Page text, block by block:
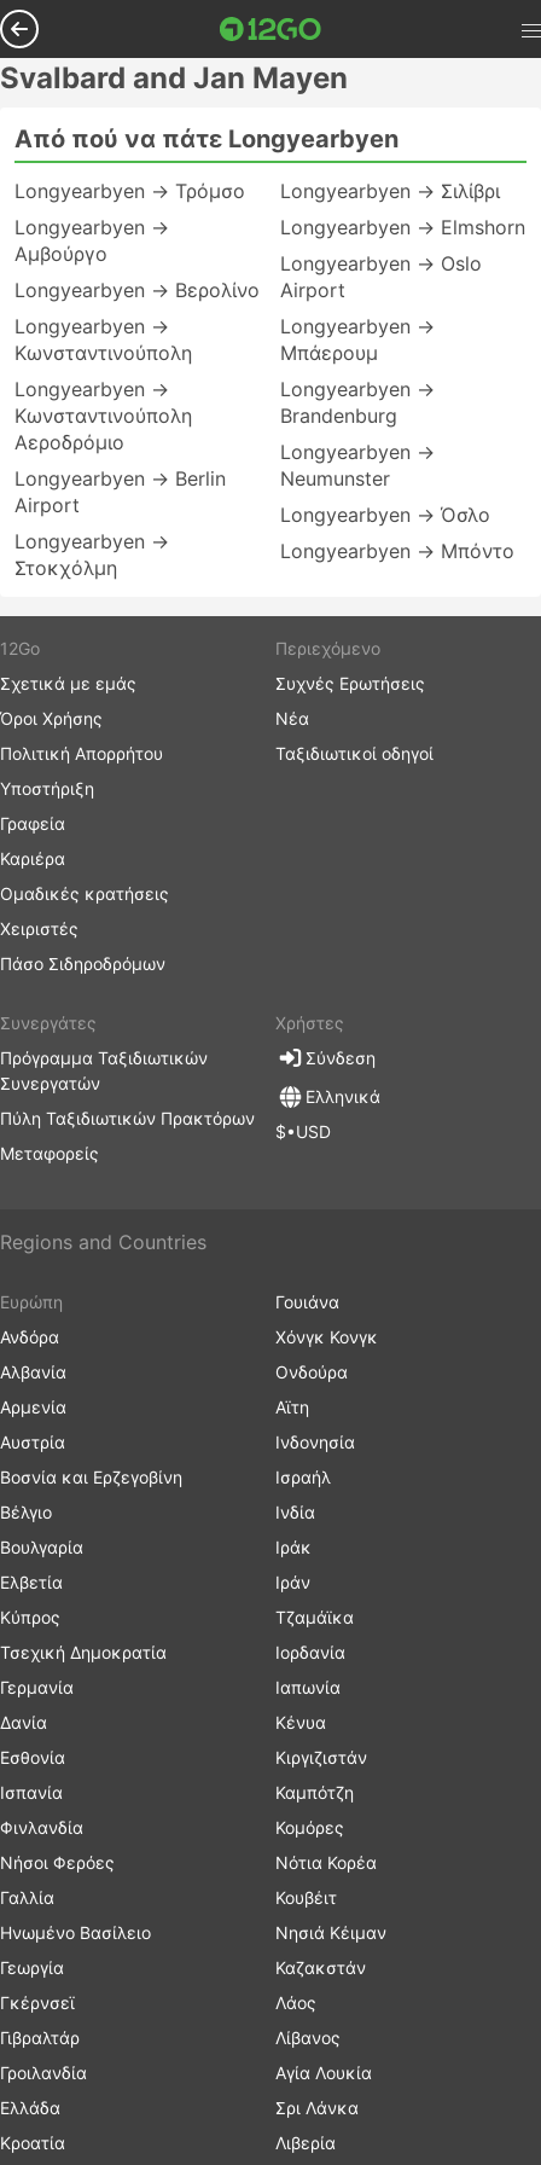
Svalbard and Jan Mayen
Από πού να πάτε Longyearbyen
Longyearbyen → Τρόμσο
Longyearbyen →
Αμβούργο
Longyearbyen → Βερολίνο
Longyearbyen →
Κωνσταντινούπολη
Longyearbyen →
Κωνσταντινούπολη
Αεροδρόμιο
Longyearbyen → Berlin
Airport
Longyearbyen →
Στοκχόλμη
Longyearbyen → Σιλίβρι
Longyearbyen → Elmshorn
Longyearbyen → Oslo
Airport
Longyearbyen →
Μπάερουμ
Longyearbyen →
Brandenburg
Longyearbyen →
Neumunster
Longyearbyen → Όσλο
Longyearbyen → Μπόντο
12Go
Σχετικά με εμάς
Όροι Χρήσης
Πολιτική Απορρήτου
Υποστήριξη
Γραφεία
Καριέρα
Ομαδικές κρατήσεις
Χειριστές
Πάσο Σιδηροδρόμων
Περιεχόμενο
Συχνές Ερωτήσεις
Νέα
Ταξιδιωτικοί οδηγοί
Συνεργάτες
Πρόγραμμα Ταξιδιωτικών
Συνεργατών
Πύλη Ταξιδιωτικών Πρακτόρων
Μεταφορείς
Χρήστες
Σύνδεση
Ελληνικά
$•USD
Regions and Countries
Ευρώπη
Ανδόρα
Αλβανία
Αρμενία
Αυστρία
Βοσνία και Ερζεγοβίνη
Βέλγιο
Βουλγαρία
Ελβετία
Κύπρος
Τσεχική Δημοκρατία
Γερμανία
Δανία
Εσθονία
Ισπανία
Φινλανδία
Νήσοι Φερόες
Γαλλία
Ηνωμένο Βασίλειο
Γεωργία
Γκέρνσεϊ
Γιβραλτάρ
Γροιλανδία
Ελλάδα
Κροατία
Γουιάνα
Χόνγκ Κονγκ
Ονδούρα
Αϊτη
Ινδονησία
Ισραήλ
Ινδία
Ιράκ
Ιράν
Τζαμάϊκα
Ιορδανία
Ιαπωνία
Κένυα
Κιργιζιστάν
Καμπότζη
Κομόρες
Νότια Κορέα
Κουβέιτ
Νησιά Κέιμαν
Καζακστάν
Λάος
Λίβανος
Αγία Λουκία
Σρι Λάνκα
Λιβερία